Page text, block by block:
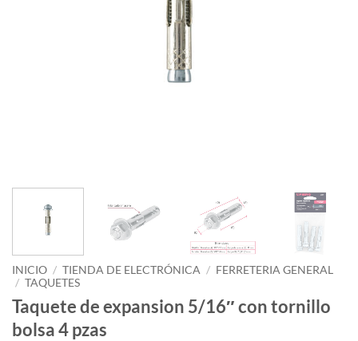
INICIO / TIENDA DE ELECTRÓNICA / FERRETERIA GENERAL
/ TAQUETES
Taquete de expansion 5/16″ con tornillo
bolsa 4 pzas